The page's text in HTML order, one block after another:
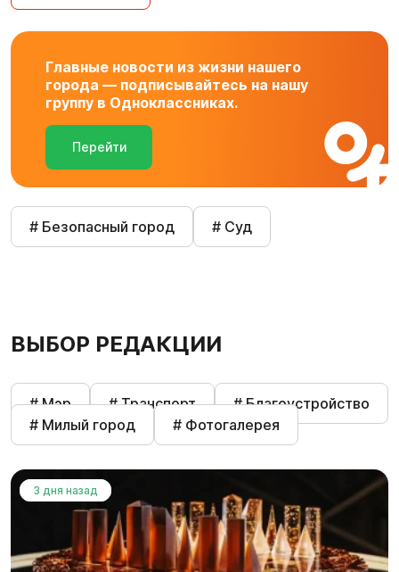
Главные новости из жизни нашего
города — подписывайтесь на нашу
группу в Одноклассниках.
Перейти
# Безопасный город # Суд
ВЫБОР РЕДАКЦИИ
# Мэр # Транспорт
# Благоустройство
# Милый город
# Фотогалерея
3 дня назад